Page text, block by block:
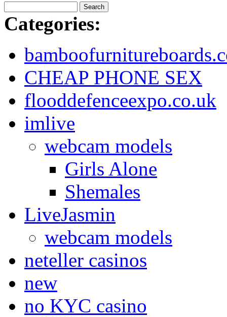
Categories:
CHEAP PHONE SEX
flooddefenceexpo.co.uk
imlive
webcam models
Girls Alone
Shemales
LiveJasmin
webcam models
neteller casinos
new
no KYC casino